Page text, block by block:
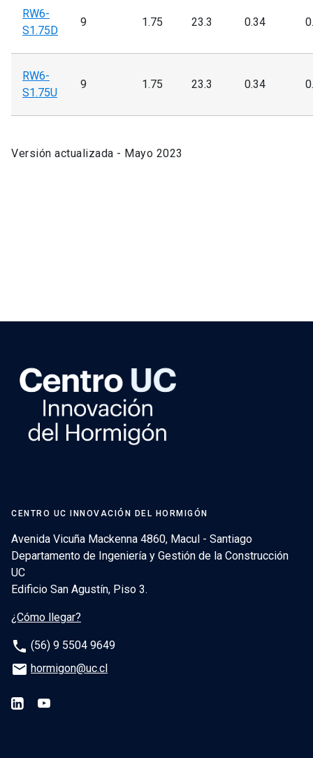
RW6-
S1.75D
9 1.75 23.3 0.34
RW6-
S1.75U
9 1.75 23.3 0.34
Versión actualizada - Mayo 2023
CENTRO UC INNOVACIÓN DEL HORMIGÓN
Avenida Vicuña Mackenna 4860, Macul - Santiago
Departamento de Ingeniería y Gestión de la Construcción
UC
Edificio San Agustín, Piso 3.
¿Cómo llegar?
phone (56) 9 5504 9649
email hormigon@uc.cl